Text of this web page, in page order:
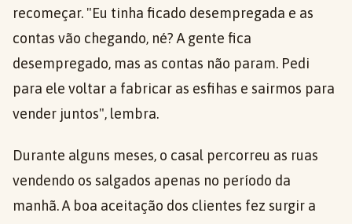
recomeçar. "Eu tinha ficado desempregada e as
contas vão chegando, né? A gente fica
desempregado, mas as contas não param. Pedi
para ele voltar a fabricar as esfihas e sairmos para
vender juntos", lembra.
Durante alguns meses, o casal percorreu as ruas
vendendo os salgados apenas no período da
manhã. A boa aceitação dos clientes fez surgir a